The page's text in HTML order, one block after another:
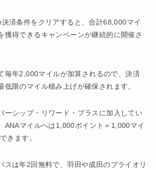
決済条件をクリアすると、合計68,000マイ
獲得できるキャンペーンが継続的に開催さ
毎年2,000マイルが加算されるので、決済
低限のマイル積み上げが確保されます。
ーシップ・リワード・プラスに加入してい
ANAマイルへは1,000ポイント＝1,000マイ
きます。
スは年2回無料で、羽田や成田のプライオリ